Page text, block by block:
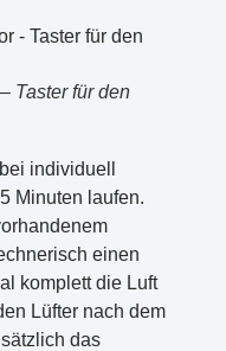
Taster für den
individuell
Minuten laufen.
einen
komplett die Luft
Lüfter nach dem
das